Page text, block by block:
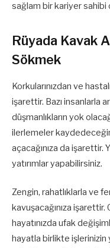
sağlam bir kariyer sahibi
Rüyada Kavak
Sökmek
Korkularınızdan ve
işarettir. Bazı insanlarla
düşmanlıkların yok
ilerlemeler
açacağınıza da
yatırımlar yapabilirsiniz.
Zengin, rahatlıklarla ve
kavuşacağınıza işarettir.
hayatınızda ufak
hayatla birlikte işlerinizin